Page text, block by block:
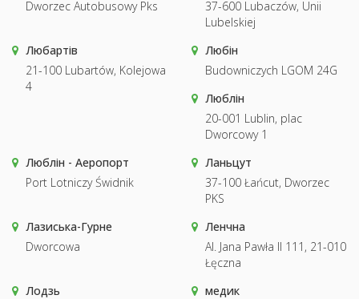
Dworzec Autobusowy Pks
37-600 Lubaczów, Unii
Lubelskiej
Любартів
21-100 Lubartów, Kolejowa
4
Любін
Budowniczych LGOM 24G
Люблін
20-001 Lublin, plac
Dworcowy 1
Люблін - Аеропорт
Port Lotniczy Świdnik
Ланьцут
37-100 Łańcut, Dworzec
PKS
Лазиська-Гурне
Dworcowa
Ленчна
Al. Jana Pawła II 111, 21-010
Łęczna
Лодзь
медик